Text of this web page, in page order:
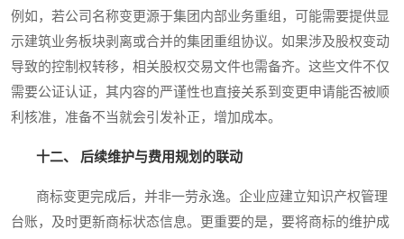
例如，若公司名称变更源于集团内部业务重组，可能需要提供显
示建筑业务板块剥离或合并的集团重组协议。如果涉及股权变动
导致的控制权转移，相关股权交易文件也需备齐。这些文件不仅
需要公证认证，其内容的严谨性也直接关系到变更申请能否被顺
利核准，准备不当就会引发补正，增加成本。
十二、 后续维护与费用规划的联动
商标变更完成后，并非一劳永逸。企业应建立知识产权管理
台账，及时更新商标状态信息。更重要的是，要将商标的维护成